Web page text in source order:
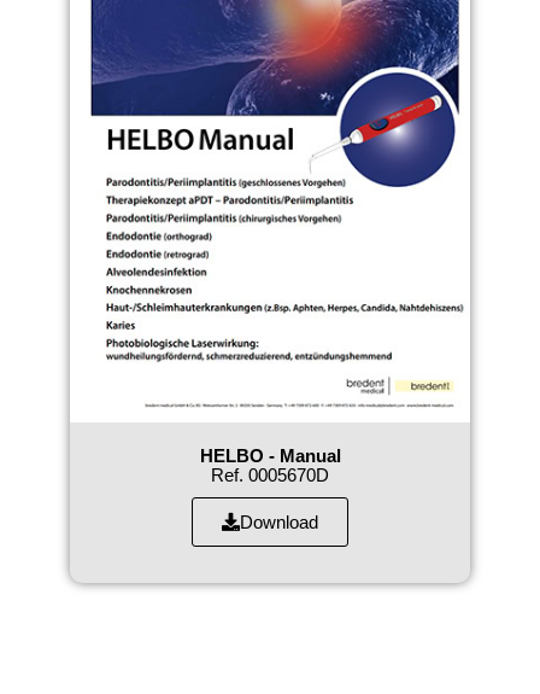
HELBO - Manual
Ref. 0005670D
Download